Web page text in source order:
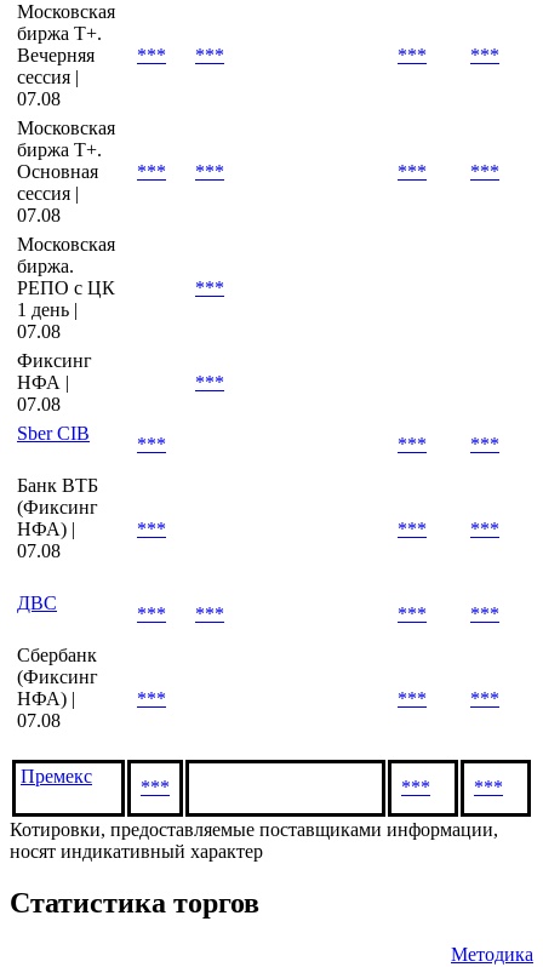
Московская
биржа Т+.
Вечерняя
сессия |
07.08
*** *** *** ***
Московская
биржа Т+.
Основная
сессия |
07.08
*** *** *** ***
Московская
биржа.
РЕПО с ЦК
1 день |
07.08
***
Фиксинг
НФА |
07.08
***
Sber CIB
*** ***
***
Банк ВТБ
(Фиксинг
НФА) |
07.08
*** *** ***
ДВС
*** *** ***
***
Сбербанк
(Фиксинг
НФА) |
07.08
*** *** ***
Премекс
*** *** ***
Котировки, предоставляемые поставщиками информации,
носят индикативный характер
Статистика торгов
Методика